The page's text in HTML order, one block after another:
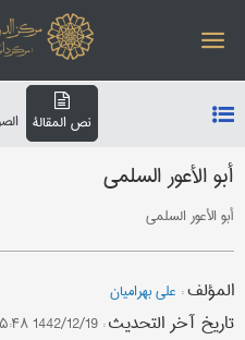
نص المقالة
أبو الأعور السلمي
أبو الأعور السلمي
المؤلف: علي بهرامیان
تاریخ آخر التحدیث: 1442/12/19 ۲۳:۴۵:۴۸